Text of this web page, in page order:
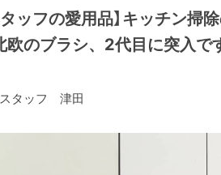
タッフの愛用品】キッチン掃
欧のブラシ、2代目に突入で
タッフ 津田